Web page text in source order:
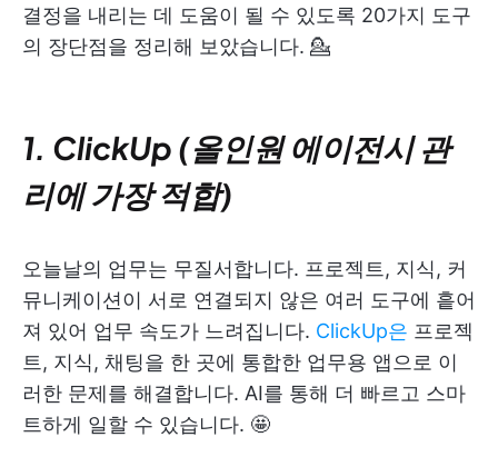
결정을 내리는 데 도움이 될 수 있도록 20가지 도구
의 장단점을 정리해 보았습니다. 💁
1. ClickUp (올인원 에이전시 관
리에 가장 적합)
오늘날의 업무는 무질서합니다. 프로젝트, 지식, 커
뮤니케이션이 서로 연결되지 않은 여러 도구에 흩어
져 있어 업무 속도가 느려집니다. ClickUp은 프로젝
트, 지식, 채팅을 한 곳에 통합한 업무용 앱으로 이
러한 문제를 해결합니다. AI를 통해 더 빠르고 스마
트하게 일할 수 있습니다. 🤩